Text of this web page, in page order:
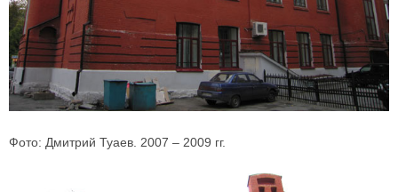
Фото: Дмитрий Туаев. 2007 – 2009 гг.